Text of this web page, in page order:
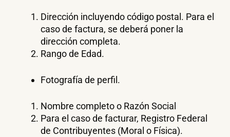
Dirección incluyendo código postal. Para el
caso de factura, se deberá poner la
dirección completa.
Rango de Edad.
Fotografía de perfil.
Nombre completo o Razón Social
Para el caso de facturar, Registro Federal
de Contribuyentes (Moral o Física).